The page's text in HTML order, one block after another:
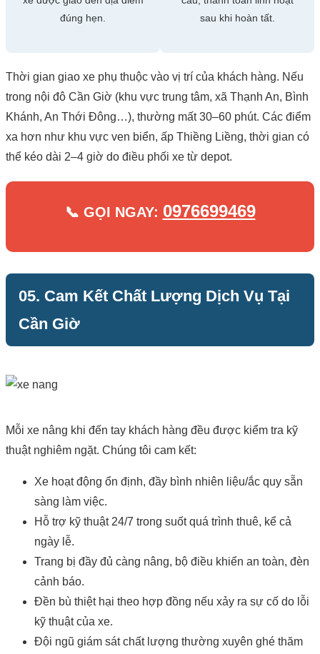
đúng hẹn.
sau khi hoàn tất.
Thời gian giao xe phụ thuộc vào vị trí của khách hàng. Nếu
trong nội đô Cần Giờ (khu vực trung tâm, xã Thạnh An, Bình
Khánh, An Thới Đông…), thường mất 30–60 phút. Các điểm
xa hơn như khu vực ven biển, ấp Thiềng Liềng, thời gian có
thể kéo dài 2–4 giờ do điều phối xe từ depot.
📞 GỌI NGAY: 0976699469
05. Cam Kết Chất Lượng Dịch Vụ Tại
Cần Giờ
Mỗi xe nâng khi đến tay khách hàng đều được kiểm tra kỹ
thuật nghiêm ngặt. Chúng tôi cam kết:
Xe hoạt động ổn định, đầy bình nhiên liệu/ắc quy sẵn
sàng làm việc.
Hỗ trợ kỹ thuật 24/7 trong suốt quá trình thuê, kể cả
ngày lễ.
Trang bị đầy đủ càng nâng, bộ điều khiển an toàn, đèn
cảnh báo.
Đền bù thiệt hại theo hợp đồng nếu xảy ra sự cố do lỗi
kỹ thuật của xe.
Đội ngũ giám sát chất lượng thường xuyên ghé thăm